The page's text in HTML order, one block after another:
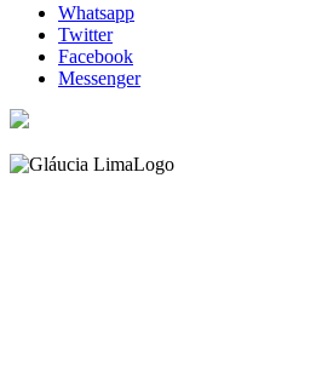
Whatsapp
Twitter
Facebook
Messenger